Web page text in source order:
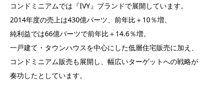
コンドミニアムでは『IVY』ブランドで展開しています。
2014年度の売上は430億バーツ、前年比＋10％増、
純利益では66億バーツで前年比＋14.6％増。
一戸建て・タウンハウスを中心にした低層住宅販売に加え、
コンドミニアム販売も展開し、幅広いターゲットへの戦略が
奏功したとしています。